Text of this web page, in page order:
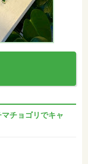
チョゴリでキャ